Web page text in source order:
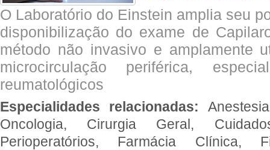
O Laboratório do Einstein amplia seu
disponibilização do exame de
método não invasivo e amplamente
microcirculação periférica,
reumatológicos
Especialidades relacionadas:
Oncologia, Cirurgia Geral,
Perioperatórios, Farmácia Clínica,